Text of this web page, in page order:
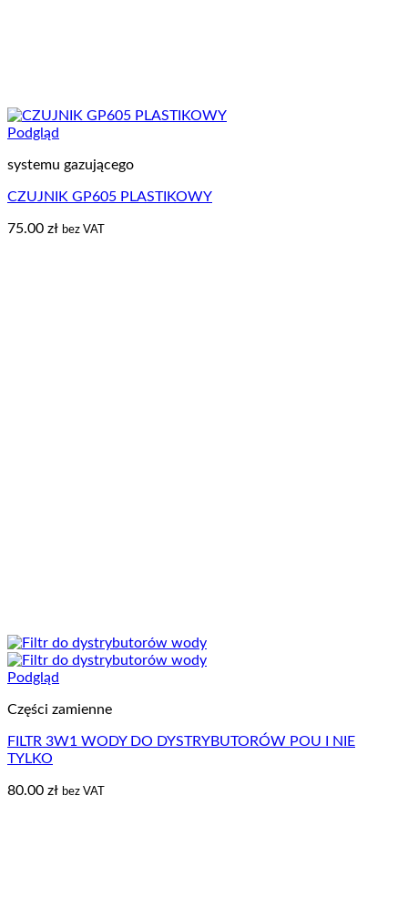
Podgląd
systemu gazującego
CZUJNIK GP605 PLASTIKOWY
75.00 zł bez VAT
Podgląd
Części zamienne
FILTR 3W1 WODY DO DYSTRYBUTORÓW POU I NIE
TYLKO
80.00 zł bez VAT